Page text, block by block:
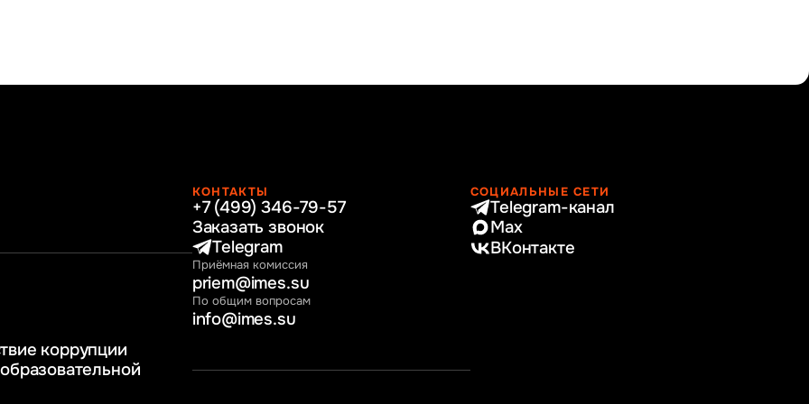
коррупции
КОНТАКТЫ
+7 (499) 346-79-57
Заказать звонок
Telegram
Приёмная комиссия
priem@imes.su
По общим вопросам
info@imes.su
СОЦИАЛЬНЫЕ СЕТИ
Telegram-канал
Max
ВКонтакте